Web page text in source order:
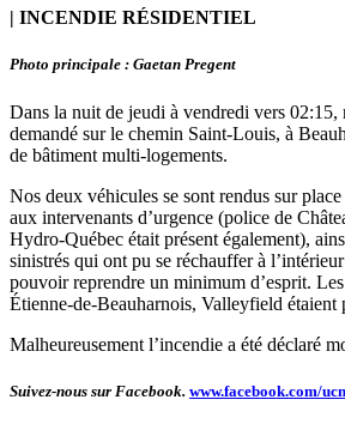
| INCENDIE RÉSIDENTIEL
Photo principale : Gaetan Pregent
Dans la nuit de jeudi à vendredi vers 02:15,
demandé sur le chemin Saint-Louis, à
de bâtiment multi-logements.
Nos deux véhicules se sont rendus sur
aux intervenants d’urgence (police de
Hydro-Québec était présent également),
sinistrés qui ont pu se réchauffer à
pouvoir reprendre un minimum d’esprit.
Étienne-de-Beauharnois, Valleyfield étaient
Malheureusement l’incendie a été déclaré
Suivez-nous sur Facebook. www.facebook.com/